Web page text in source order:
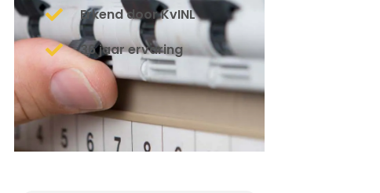
Erkend door KvINL
36 jaar ervaring